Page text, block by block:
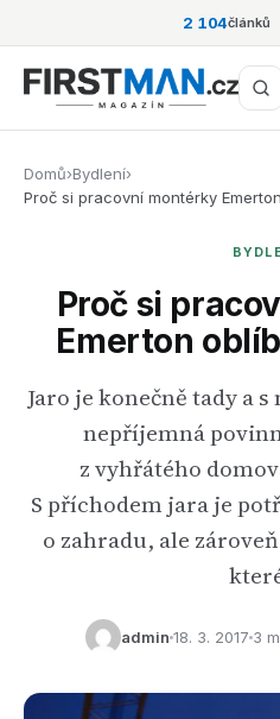
2 104článků
Domů›Bydlení›
Proč si pracovní montérky
Proč si
Emerton
Jaro je konečně tady a
nepříjemná
z vyhřátého
S příchodem jara je
o zahradu, ale
admin 18. 3. 2017 3